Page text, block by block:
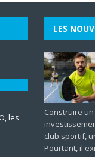
les
LES
Construire
club sportif,
Pourtant, il